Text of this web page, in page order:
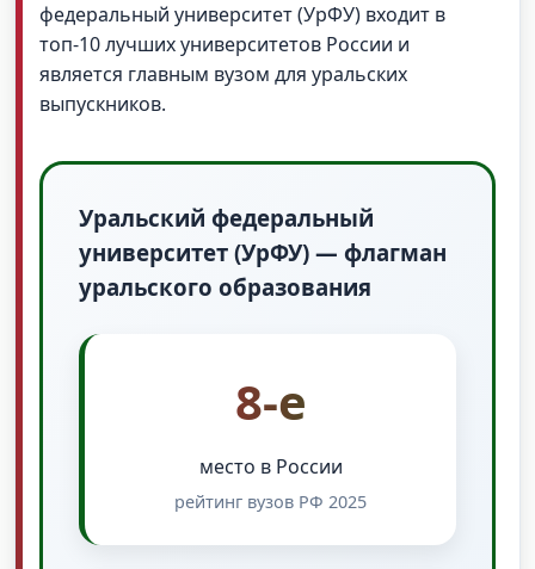
федеральный университет (УрФУ) входит в
топ-10 лучших университетов России и
является главным вузом для уральских
выпускников.
Уральский федеральный
университет (УрФУ) — флагман
уральского образования
8-е
место в России
рейтинг вузов РФ 2025